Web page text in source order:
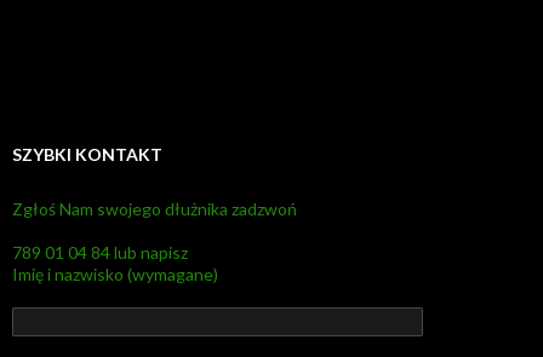
SZYBKI KONTAKT
Zgłoś Nam swojego dłużnika zadzwoń
789 01 04 84 lub napisz
Imię i nazwisko (wymagane)